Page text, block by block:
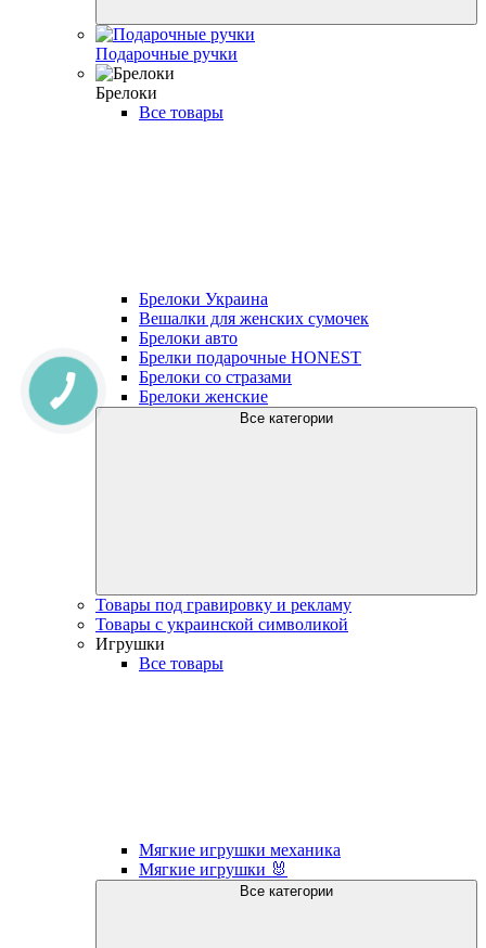
Подарочные ручки
Брелоки
Все товары
Брелоки Украина
Вешалки для женских сумочек
Брелоки авто
Брелки подарочные HONEST
Брелоки со стразами
Брелоки женские
Все категории
Товары под гравировку и рекламу
Товары с украинской символикой
Игрушки
Все товары
Мягкие игрушки механика
Мягкие игрушки 🐰
Все категории